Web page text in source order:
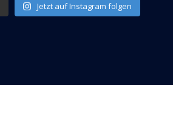
Jetzt auf Instagram folgen